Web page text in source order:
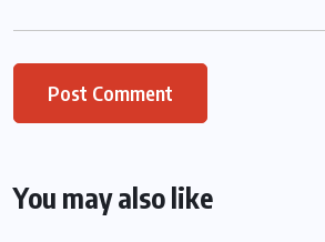
You may also like